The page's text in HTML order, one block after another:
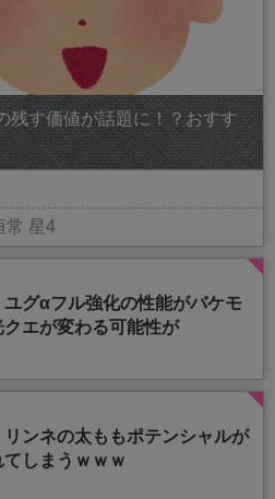
残す価値が話題に！？おすす
常 星4
ユグαフル強化の性能がバケモ
クエが変わる可能性が
リンネの太ももポテンシャルが
しまうｗｗｗ